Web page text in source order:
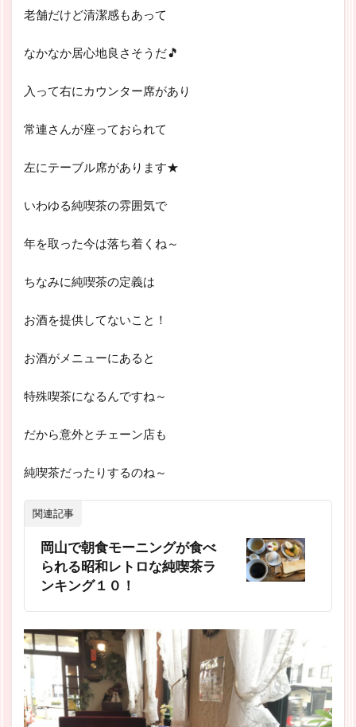
老舗だけど清潔感もあって
なかなか居心地良さそうだ🎵
入って右にカウンター席があり
常連さんが座っておられて
左にテーブル席があります★
いわゆる純喫茶の雰囲気で
年を取った今は落ち着くね～
ちなみに純喫茶の定義は
お酒を提供してないこと！
お酒がメニューにあると
特殊喫茶になるんですね～
だから意外とチェーン店も
純喫茶だったりするのね～
関連記事
岡山で朝食モーニングが食べ
られる昭和レトロな純喫茶ラ
ンキング１０！